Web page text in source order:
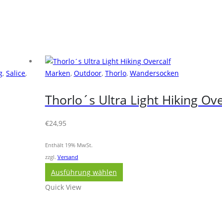
,Salice,
Marken, Outdoor, Thorlo, Wandersocken
Thorlo´s Ultra Light Hiking
€24,95
Enthält 19% MwSt.
zzgl. Versand
Ausführung wählen
Produkt
Quick View